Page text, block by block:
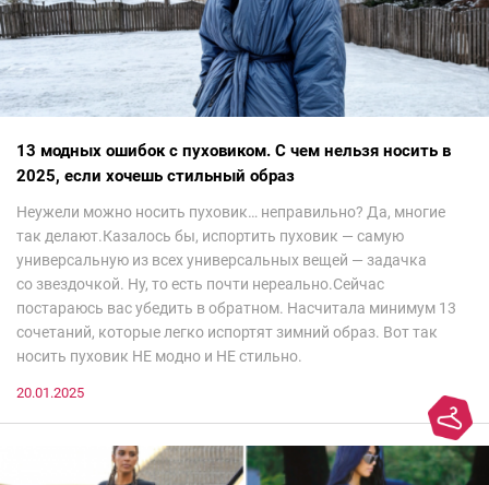
13 модных ошибок с пуховиком. С чем нельзя носить в
2025, если хочешь стильный образ
Неужели можно носить пуховик… неправильно? Да, многие
так делают.Казалось бы, испортить пуховик — самую
универсальную из всех универсальных вещей — задачка
со звездочкой. Ну, то есть почти нереально.Сейчас
постараюсь вас убедить в обратном. Насчитала минимум 13
сочетаний, которые легко испортят зимний образ. Вот так
носить пуховик НЕ модно и НЕ стильно.
20.01.2025